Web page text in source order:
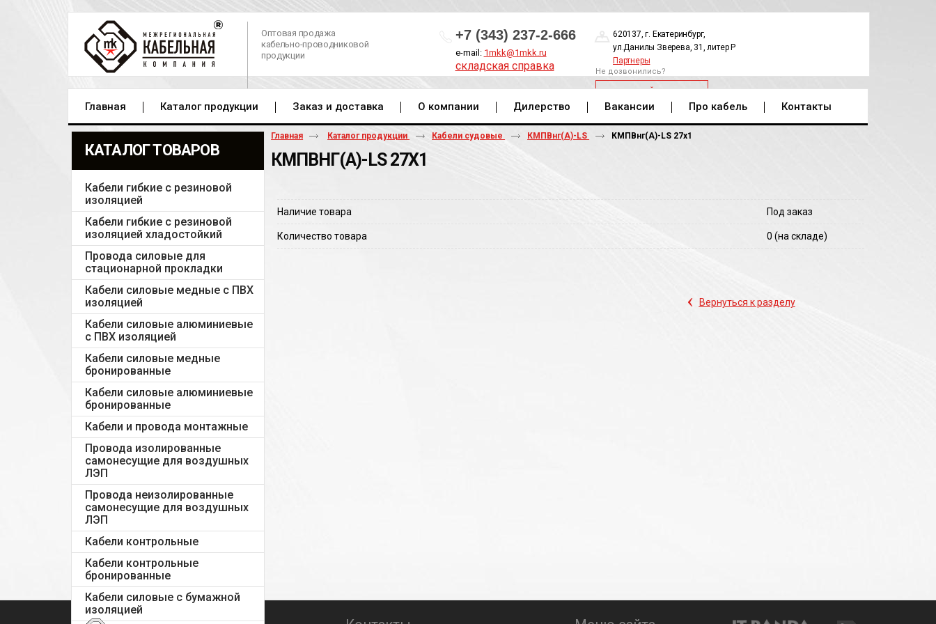
Оптовая продажа
кабельно-проводниковой
продукции
+7 (343) 237-2-666
e-mail: 1mkk@1mkk.ru
складская справка
620137, г. Екатеринбург,
ул.Данилы Зверева, 31, литер Р
Партнеры
Не дозвонились?
ОБРАТНЫЙ ЗВОНОК
Главная Каталог продукции Заказ и доставка О компании Дилерство Вакансии Про кабель Контакты
КАТАЛОГ ТОВАРОВ
Кабели гибкие с резиновой
изоляцией
Кабели гибкие с резиновой
изоляцией хладостойкий
Провода силовые для
стационарной прокладки
Кабели силовые медные с ПВХ
изоляцией
Кабели силовые алюминиевые
с ПВХ изоляцией
Кабели силовые медные
бронированные
Кабели силовые алюминиевые
бронированные
Кабели и провода монтажные
Провода изолированные
самонесущие для воздушных
ЛЭП
Провода неизолированные
самонесущие для воздушных
ЛЭП
Кабели контрольные
Кабели контрольные
бронированные
Кабели силовые с бумажной
изоляцией
Главная Каталог продукции Кабели судовые КМПВнг(А)-LS КМПВнг(A)-LS 27х1
КМПВНГ(A)-LS 27Х1
Наличие товара Под заказ
Количество товара 0 (на складе)
‹ Вернуться к разделу